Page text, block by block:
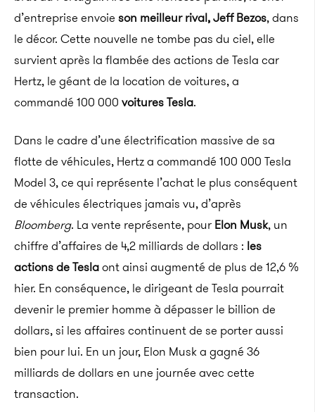
d’entreprise envoie son meilleur rival, JeffBezos, dans
le décor. Cette nouvelle ne tombe pas du ciel, elle
survient après la flambée des actions de Tesla car
Hertz, le géant de la location de voitures, a
commandé 100 000 voitures Tesla.
Dans le cadre d’une électrification massive de sa
flotte de véhicules, Hertz a commandé 100 000 Tesla
Model 3, ce qui représente l’achat le plus conséquent
de véhicules électriques jamais vu, d’après
Bloomberg. La vente représente, pour Elon Musk, un
chiffre d’affaires de 4,2 milliards de dollars : les
actions de Teslaont ainsi augmenté de plus de 12,6 %
hier. En conséquence, le dirigeant de Tesla pourrait
devenir le premier homme à dépasser le billion de
dollars, si les affaires continuent de se porter aussi
bien pour lui. En un jour, Elon Muska gagné 36
milliards de dollars en une journée avec cette
transaction.